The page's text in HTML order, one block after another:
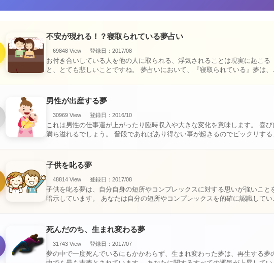
不安が現れる！？寝取られている夢占い
69848 View 登録日：2017/08
お付き合いしている人を他の人に取られる、浮気されることは現実に起こる
と、とても悲しいことですね。 夢占いにおいて、『寝取られている』夢は、現
男性が出産する夢
30969 View 登録日：2016/10
これは男性の仕事運が上がったり臨時収入や大きな変化を意味します。 喜びに
満ち溢れるでしょう。 普段であればあり得ない事が起きるのでビックリするで
子供を叱る夢
48814 View 登録日：2017/08
子供を叱る夢は、自分自身の短所やコンプレックスに対する思いが強いこと
暗示しています。 あなたは自分の短所やコンプレックスを的確に認識してい
死んだのち、生まれ変わる夢
31743 View 登録日：2017/07
夢の中で一度死んでいるにもかかわらず、生まれ変わった夢は、再生する夢